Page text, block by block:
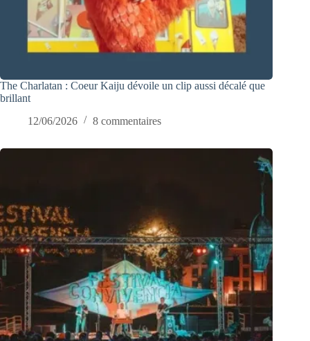
The Charlatan : Coeur Kaiju dévoile un clip aussi décalé que
brillant
12/06/2026
8 commentaires